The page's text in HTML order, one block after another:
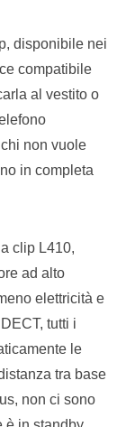
disponibile nei
compatibile
al vestito o
non vuole
in completa
clip L410,
ad alto
elettricità e
tutti i
le
tra base
non ci sono